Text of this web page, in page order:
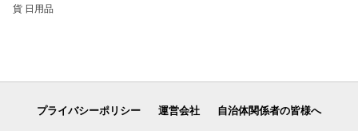
貨 日用品
プライバシーポリシー 運営会社 自治体関係者の皆様へ